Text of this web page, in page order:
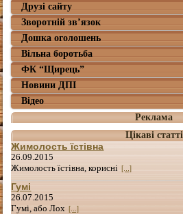
Друзі сайту
Зворотній зв’язок
Дошка оголошень
Вільна боротьба
ФК “Щирець”
Новини ДПІ
Відео
Реклама
Цікаві статті
Жимолость їстівна
26.09.2015
Жимолость їстівна, корисні [...]
Гумі
26.07.2015
Гумі, або Лох [...]